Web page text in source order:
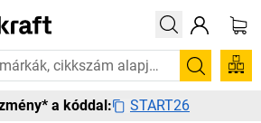
termékeinket 3–4 munkanapon belül
Keresés
a kóddal: START26